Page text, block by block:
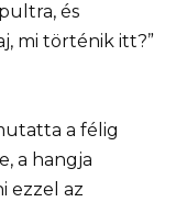
és
mi történik itt?”
a félig
a hangja
ezzel az